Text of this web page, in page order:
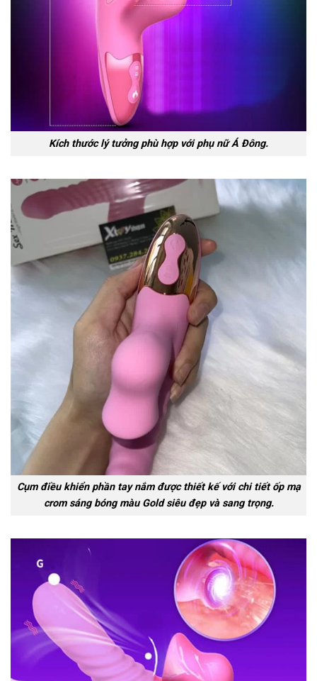
Kích thước lý tưởng phù hợp với phụ nữ Á Đông.
Cụm điều khiển phần tay nắm được thiết kế với chi tiết ốp mạ
crom sáng bóng màu Gold siêu đẹp và sang trọng.